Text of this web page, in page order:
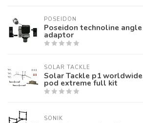
POSEIDON
Poseidon technoline angle
adaptor
SOLAR TACKLE
Solar Tackle p1 worldwide
pod extreme full kit
SONIK